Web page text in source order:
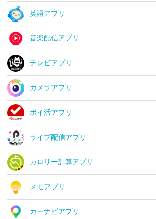
英語アプリ
音楽配信アプリ
テレビアプリ
カメラアプリ
ポイ活アプリ
ライブ配信アプリ
カロリー計算アプリ
メモアプリ
カーナビアプリ